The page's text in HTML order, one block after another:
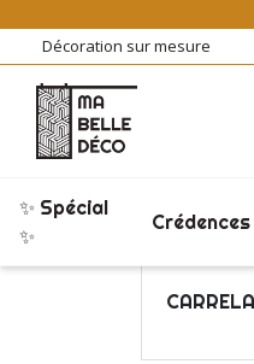
Décoration sur mesure
✨ Spécial
✨
Crédences
Accueil